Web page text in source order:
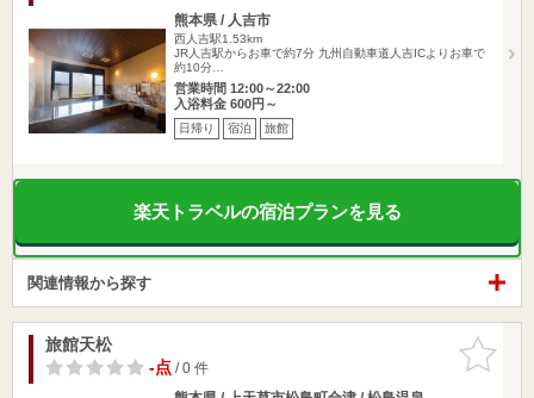
熊本県 / 人吉市
西人吉駅1.53km
JR人吉駅からお車で約7分 九州自動車道人吉ICよりお車で
約10分…
営業時間 12:00～22:00
入浴料金 600円～
日帰り 宿泊 旅館
楽天トラベルの宿泊プランを見る
関連情報から探す
お気に入
りに追加
旅館天松
-点/ 0 件